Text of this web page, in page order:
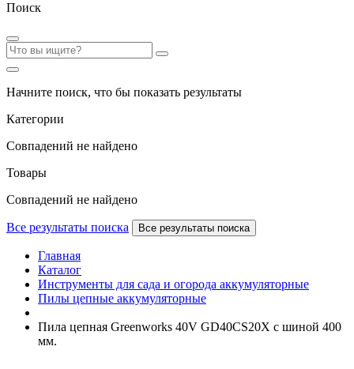
Поиск
Начните поиск, что бы показать результаты
Категории
Совпадений не найдено
Товары
Совпадений не найдено
Все результаты поиска Все результаты поиска
Главная
Каталог
Инструменты для сада и огорода аккумуляторные
Пилы цепные аккумуляторные
Пила цепная Greenworks 40V GD40CS20X с шиной 400
мм.